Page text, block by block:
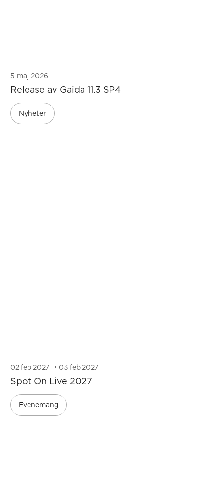
5 maj 2026
Release av Gaida 11.3 SP4
Nyheter
02 feb 2027 03 feb 2027
Spot On Live 2027
Evenemang